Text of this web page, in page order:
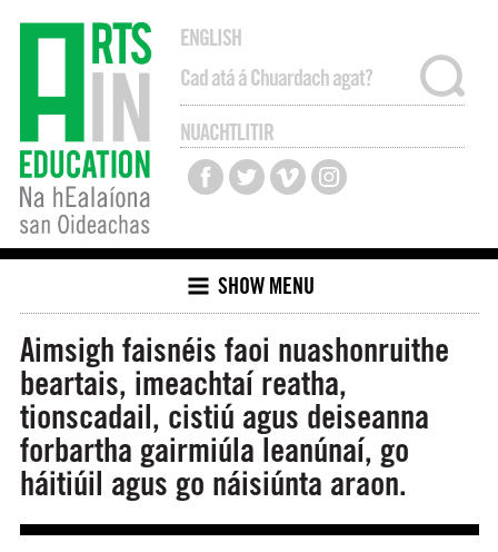
ENGLISH
NUACHTLITIR
SHOW MENU
Aimsigh faisnéis faoi nuashonruithe
beartais, imeachtaí reatha,
tionscadail, cistiú agus deiseanna
forbartha gairmiúla leanúnaí, go
háitiúil agus go náisiúnta araon.